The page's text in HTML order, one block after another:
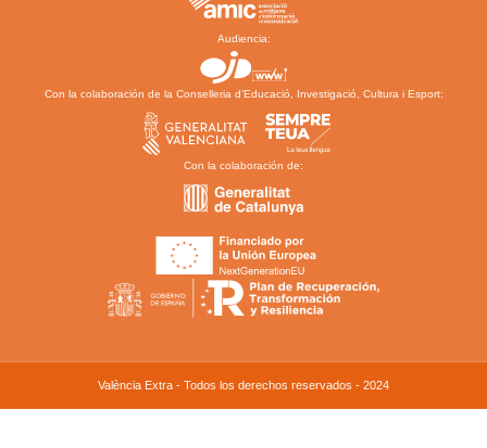
Audiencia:
Con la colaboración de la Conselleria d’Educació, Investigació, Cultura i Esport:
Con la colaboración de:
València Extra - Todos los derechos reservados - 2024